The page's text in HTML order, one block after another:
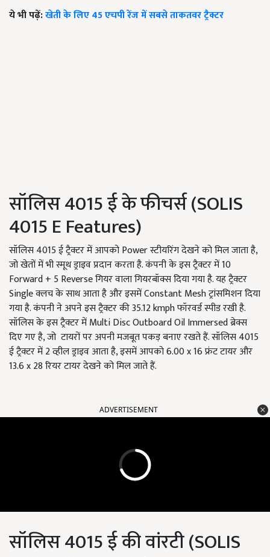
ये भी पढ़ें:खेती के लिए 45 एचपी रेंज में सबसे ताकतवर ट्रैक्टर
सॉलिस 4015 ई के फीचर्स (SOLIS
4015 E Features)
सॉलिस 4015 ई ट्रैक्टर में आपको Power स्टीयरिंग देखने को मिल जाता है,
जो खेतों में भी स्मूथ ड्राइव प्रदान करता है. कंपनी के इस ट्रैक्टर में 10
Forward + 5 Reverse गियर वाला गियरबॉक्स दिया गया है. यह ट्रैक्टर
Single क्लच के साथ आता है और इसमें Constant Mesh ट्रांसमिशन दिया
गया है. कंपनी ने अपने इस ट्रैक्टर की 35.12 kmph फॉरवर्ड स्पीड रखी है.
सॉलिस के इस ट्रैक्टर में Multi Disc Outboard Oil Immersed ब्रेक्स
दिए गए है, जो टायरों पर अपनी मजबूत पकड़ बनाए रखते हैं. सॉलिस 4015
ई ट्रैक्टर में 2 व्हील ड्राइव आता है, इसमें आपको 6.00 x 16 फ्रंट टायर और
13.6 x 28 रियर टायर देखने को मिल जाते हैं.
ADVERTISEMENT
सॉलिस 4015 ई की वांरटी (SOLIS